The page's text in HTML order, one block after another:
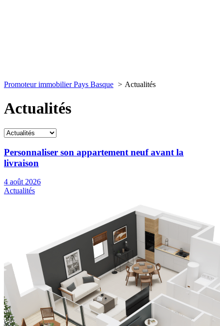
Promoteur immobilier Pays Basque Actualités
Actualités
Personnaliser son appartement neuf avant la
livraison
4 août 2026
Actualités